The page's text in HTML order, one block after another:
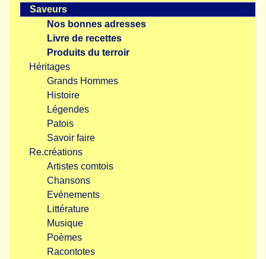
Saveurs
Nos bonnes adresses
Livre de recettes
Produits du terroir
Héritages
Grands Hommes
Histoire
Légendes
Patois
Savoir faire
Re.créations
Artistes comtois
Chansons
Evénements
Littérature
Musique
Poèmes
Racontotes